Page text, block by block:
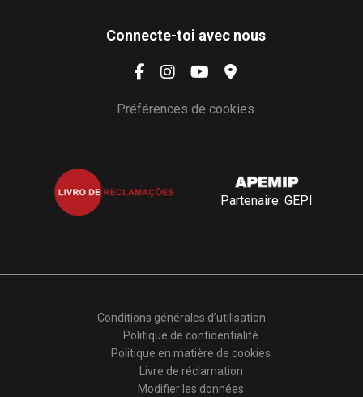
Connecte-toi avec nous
Préférences de cookies
Partenaire: GEPI
Conditions générales d’utilisation
Politique de confidentialité
Politique en matière de cookies
Livre de réclamation
Modifier les données